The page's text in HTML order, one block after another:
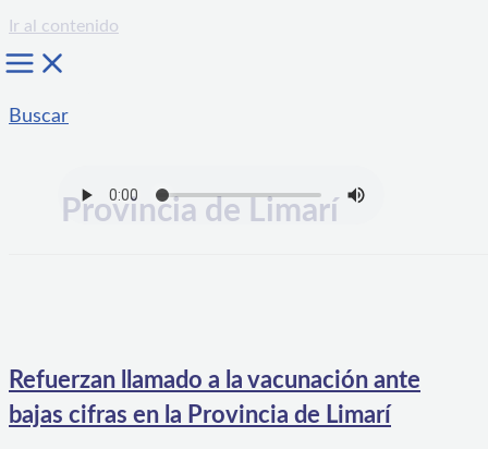
Ir al contenido
Buscar
Provincia de Limarí
Refuerzan llamado a la vacunación ante
bajas cifras en la Provincia de Limarí